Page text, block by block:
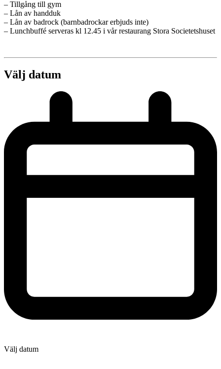
– Tillgång till gym
– Lån av handduk
– Lån av badrock (barnbadrockar erbjuds inte)
– Lunchbuffé serveras kl 12.45 i vår restaurang Stora Societetshuset
Välj datum
Välj datum